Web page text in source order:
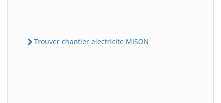
Trouver chantier electricite MISON